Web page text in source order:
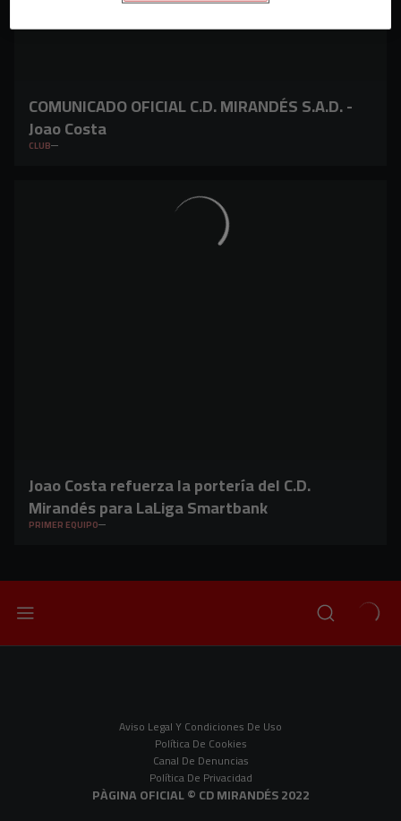
COMUNICADO OFICIAL C.D. MIRANDÉS S.A.D. -
Joao Costa
CLUB
Joao Costa refuerza la portería del C.D.
Mirandés para LaLiga Smartbank
PRIMER EQUIPO
Aviso Legal Y Condiciones De Uso
Política De Cookies
Canal De Denuncias
Política De Privacidad
PÀGINA OFICIAL © CD MIRANDÉS 2022